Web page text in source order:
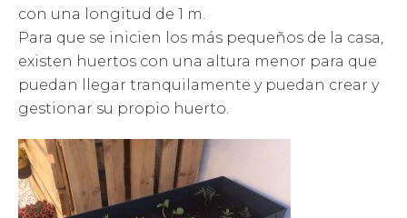
con una longitud de 1 m.
Para que se inicien los más pequeños de la casa,
existen huertos con una altura menor para que
puedan llegar tranquilamente y puedan crear y
gestionar su propio huerto.